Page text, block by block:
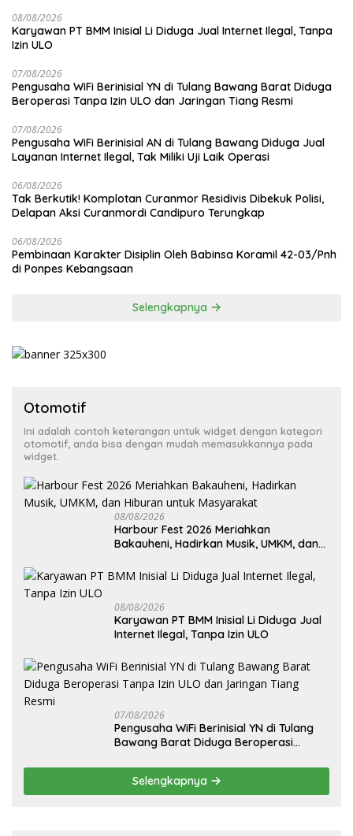
08/08/2026
Karyawan PT BMM Inisial Li Diduga Jual Internet Ilegal, Tanpa
Izin ULO
07/08/2026
Pengusaha WiFi Berinisial YN di Tulang Bawang Barat Diduga
Beroperasi Tanpa Izin ULO dan Jaringan Tiang Resmi
07/08/2026
Pengusaha WiFi Berinisial AN di Tulang Bawang Diduga Jual
Layanan Internet Ilegal, Tak Miliki Uji Laik Operasi
06/08/2026
Tak Berkutik! Komplotan Curanmor Residivis Dibekuk Polisi,
Delapan Aksi Curanmordi Candipuro Terungkap
06/08/2026
Pembinaan Karakter Disiplin Oleh Babinsa Koramil 42-03/Pnh
di Ponpes Kebangsaan
Selengkapnya
Otomotif
Ini adalah contoh keterangan untuk widget dengan kategori
otomotif, anda bisa dengan mudah memasukkannya pada
widget.
08/08/2026
Harbour Fest 2026 Meriahkan
Bakauheni, Hadirkan Musik, UMKM, dan
08/08/2026
Karyawan PT BMM Inisial Li Diduga Jual
Internet Ilegal, Tanpa Izin ULO
07/08/2026
Pengusaha WiFi Berinisial YN di Tulang
Bawang Barat Diduga Beroperasi
Resmi
Selengkapnya